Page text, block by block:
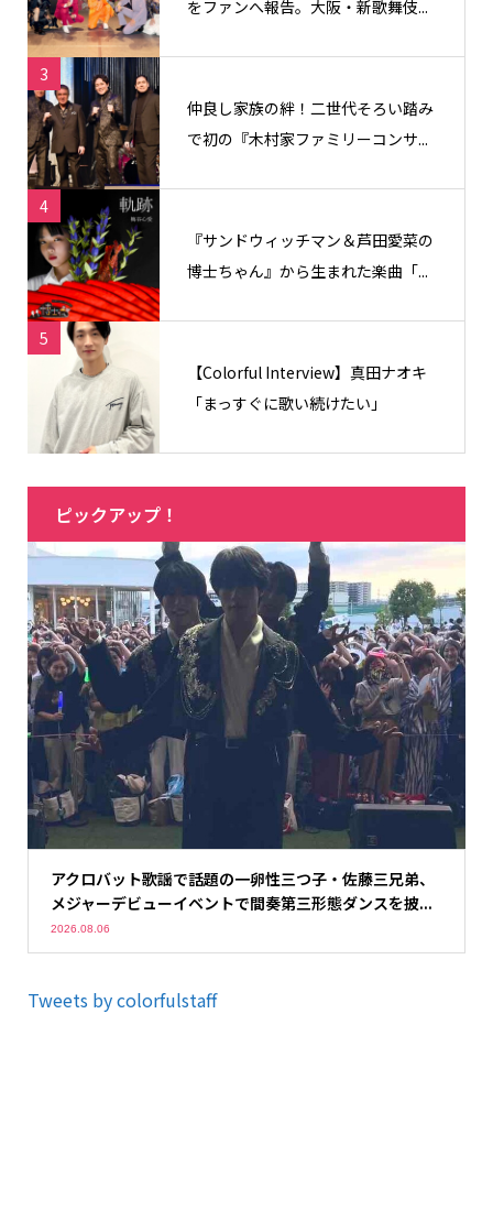
をファンへ報告。大阪・新歌舞伎...
3
仲良し家族の絆！二世代そろい踏み
で初の『木村家ファミリーコンサ...
4
『サンドウィッチマン＆芦田愛菜の
博士ちゃん』から生まれた楽曲「...
5
【Colorful Interview】真田ナオキ
「まっすぐに歌い続けたい」
ピックアップ！
アクロバット歌謡で話題の一卵性三つ子・佐藤三兄弟、
メジャーデビューイベントで間奏第三形態ダンスを披...
2026.08.06
Tweets by colorfulstaff